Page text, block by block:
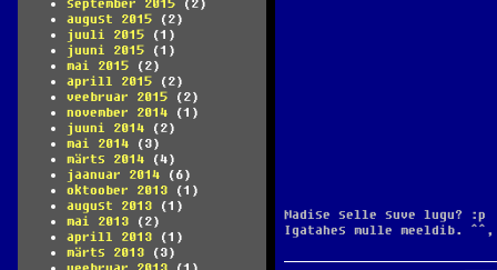
september 2015 (2)
august 2015 (2)
juuli 2015 (1)
juuni 2015 (1)
mai 2015 (2)
aprill 2015 (2)
veebruar 2015 (2)
november 2014 (1)
juuni 2014 (2)
mai 2014 (3)
märts 2014 (4)
jaanuar 2014 (6)
oktoober 2013 (1)
august 2013 (1)
mai 2013 (2)
aprill 2013 (1)
märts 2013 (3)
Madise selle suve lugu? :p
Igatahes mulle meeldib. ^^,